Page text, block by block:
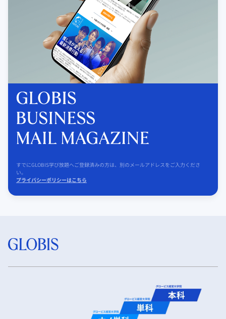
すでにGLOBIS学び放題へご登録済みの方は、別のメールアドレスをご入力くださ
い。
プライバシーポリシーはこちら